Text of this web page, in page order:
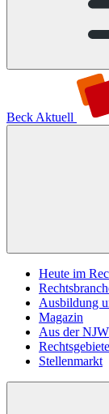
Beck Aktuell
Heute im
Ausbildung
Magazin
Aus der NJW
Rechtsgebiete
Stellenmarkt